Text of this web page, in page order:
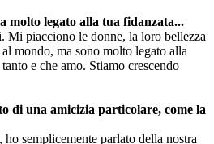
molto legato alla tua fidanzata...
Mi piacciono le donne, la loro bellezza
mondo, ma sono molto legato alla
e che amo. Stiamo crescendo
di una amicizia particolare, come la
semplicemente parlato della nostra